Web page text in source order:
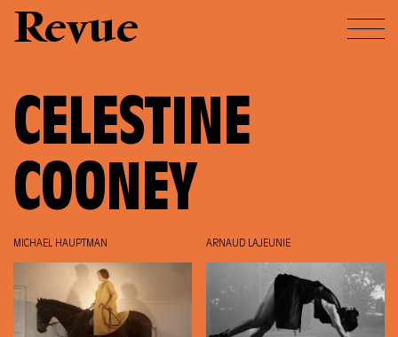
Revue
CELESTINE
COONEY
MICHAEL HAUPTMAN ARNAUD LAJEUNIE